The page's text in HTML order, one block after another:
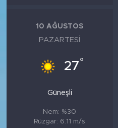
10 AĞUSTOS
PAZARTESI
27°
Güneşli
Nem: %30
Rüzgar: 6.11 m/s